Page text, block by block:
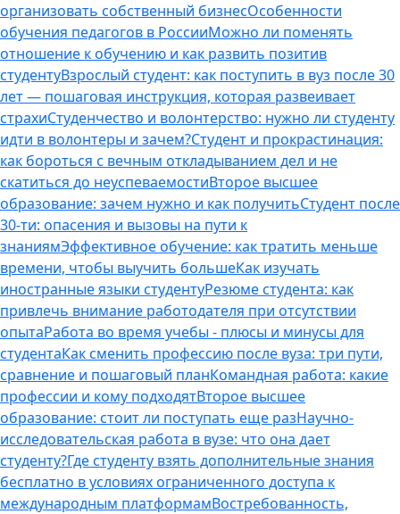
организовать собственный бизнесОсобенности
обучения педагогов в РоссииМожно ли поменять
отношение к обучению и как развить позитив
студентуВзрослый студент: как поступить в вуз после 30
лет — пошаговая инструкция, которая развеивает
страхиСтуденчество и волонтерство: нужно ли cтуденту
идти в волонтеры и зачем?Студент и прокрастинация:
как бороться с вечным откладыванием дел и не
скатиться до неуспеваемостиВторое высшее
образование: зачем нужно и как получитьСтудент после
30-ти: опасения и вызовы на пути к
знаниямЭффективное обучение: как тратить меньше
времени, чтобы выучить большеКак изучать
иностранные языки студентуРезюме студента: как
привлечь внимание работодателя при отсутствии
опытаРабота во время учебы - плюсы и минусы для
студентаКак сменить профессию после вуза: три пути,
сравнение и пошаговый планКомандная работа: какие
профессии и кому подходятВторое высшее
образование: стоит ли поступать еще разНаучно-
исследовательская работа в вузе: что она дает
студенту?Где студенту взять дополнительные знания
бесплатно в условиях ограниченного доступа к
международным платформамВостребованность,